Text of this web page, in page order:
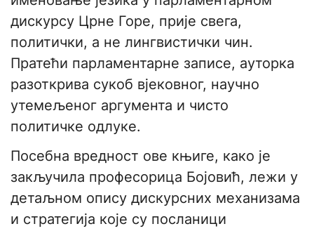
дискурсу Црне Горе, прије свега,
политички, а не лингвистички чин.
Пратећи парламентарне записе, ауторка
разоткрива сукоб вјековног, научно
утемељеног аргумента и чисто
политичке одлуке.
Посебна вредност ове књиге, како је
закључила професорица Бојовић, лежи у
детаљном опису дискурсних механизама
и стратегија које су посланици